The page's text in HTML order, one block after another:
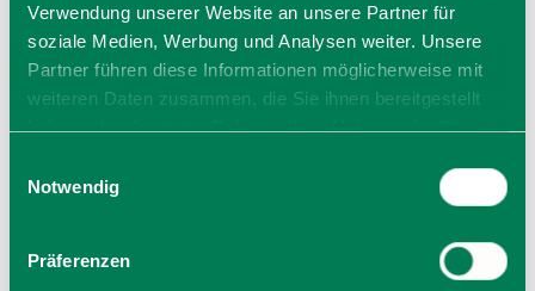
Verwendung unserer Website an unsere Partner für
soziale Medien, Werbung und Analysen weiter. Unsere
Partner führen diese Informationen möglicherweise mit
weiteren Daten zusammen, die Sie ihnen bereitgestellt
haben oder die sie im Rahmen Ihrer Nutzung der Dienste
Cookies, wenn Sie unsere Webseite weiterhin nutzen.
Notwendig
Präferenzen
Preise
Gäste-Information Schliersee